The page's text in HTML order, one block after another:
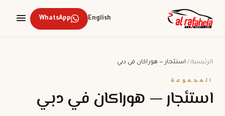
English
WhatsApp
الرئيسية / استئجار — هوراكان في دبي
المجموعة
استئجار — هوراكان في دبي